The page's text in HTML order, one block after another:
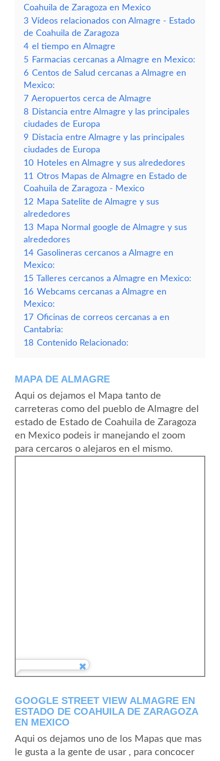
Coahuila de Zaragoza en Mexico
3 Vídeos relacionados con Almagre - Estado
de Coahuila de Zaragoza
4 el tiempo en Almagre
5 Farmacias cercanas a Almagre en Mexico:
6 Centos de Salud cercanas a Almagre en
Mexico:
7 Aeropuertos cerca de Almagre
8 Distancia entre Almagre y las principales
ciudades de Europa
9 Distacia entre Almagre y las principales
ciudades de Europa
10 Hoteles en Almagre y sus alrededores
11 Otros Mapas de Almagre en Estado de
Coahuila de Zaragoza - Mexico
12 Mapa Satelite de Almagre y sus
alrededores
13 Mapa Normal google de Almagre y sus
alrededores
14 Gasolineras cercanos a Almagre en
Mexico:
15 Talleres cercanos a Almagre en Mexico:
16 Webcams cercanas a Almagre en
Mexico:
17 Oficinas de correos cercanas a en
Cantabria:
18 Contenido Relacionado:
MAPA DE ALMAGRE
Aqui os dejamos el Mapa tanto de
carreteras como del pueblo de Almagre del
estado de Estado de Coahuila de Zaragoza
en Mexico podeis ir manejando el zoom
para cercaros o alejaros en el mismo.
GOOGLE STREET VIEW ALMAGRE EN
ESTADO DE COAHUILA DE ZARAGOZA
EN MEXICO
Aqui os dejamos uno de los Mapas que mas
le gusta a la gente de usar , para concocer